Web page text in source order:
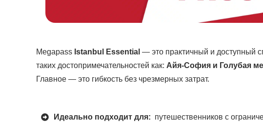
Megapass Istanbul Essential — это практичный и доступный
таких достопримечательностей как: Айя-София и Голубая
Главное — это гибкость без чрезмерных затрат.
Идеально подходит для: путешественников с